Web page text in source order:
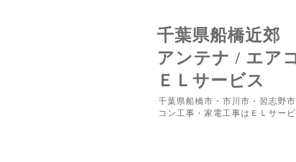
千葉県船橋近郊
アンテナ / エア
ＥＬサービス
千葉県船橋市・市川市・習志野
コン工事・家電工事はＥＬサービ